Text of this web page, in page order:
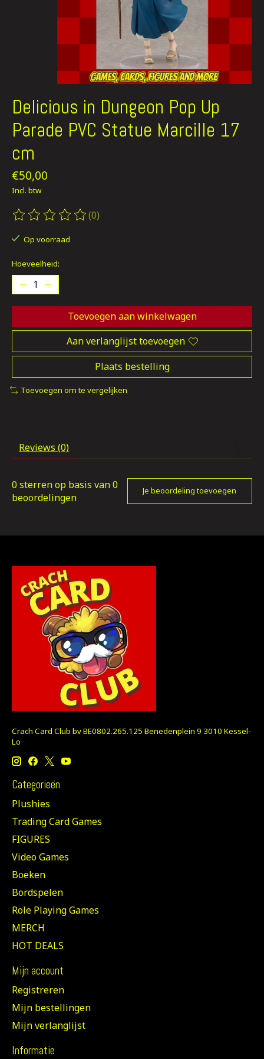
Delicious in Dungeon Pop Up
Parade PVC Statue Marcille 17
cm
€50,00
Incl. btw
De beoordeling van dit product is
(0)
Op voorraad
Hoeveelheid:
Toevoegen aan winkelwagen
Aan verlanglijst toevoegen
Plaats bestelling
Toevoegen om te vergelijken
Reviews (0)
0 sterren op basis van0
beoordelingen
Je beoordeling toevoegen
Crach Card Club bv BE0802.265.125 Benedenplein 9 3010 Kessel-
Lo
Categorieën
Plushies
Trading Card Games
FIGURES
Video Games
Boeken
Bordspelen
Role Playing Games
MERCH
HOT DEALS
Mijn account
Registreren
Mijn bestellingen
Mijn verlanglijst
Informatie